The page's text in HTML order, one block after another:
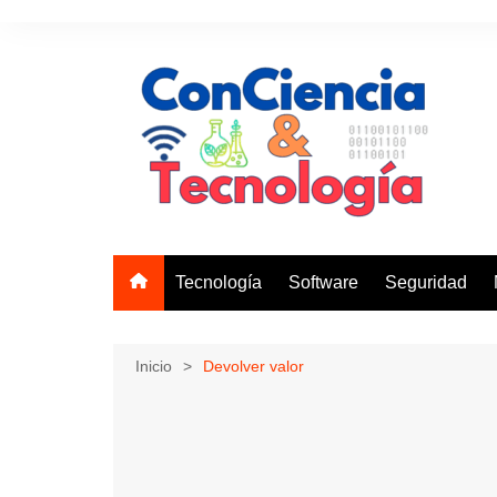
Tecnología Software Seguridad
Inicio Devolver valor